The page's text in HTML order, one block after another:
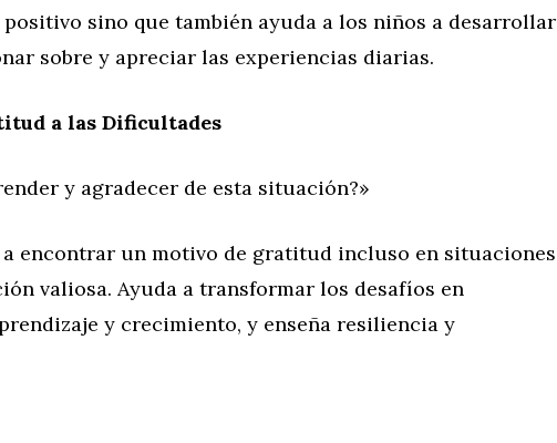
sino que también ayuda a los niños a desarrollar
sobre y apreciar las experiencias diarias.
a las Dificultades
y agradecer de esta situación?»
a encontrar un motivo de gratitud incluso en situaciones
valiosa. Ayuda a transformar los desafíos en
y crecimiento, y enseña resiliencia y